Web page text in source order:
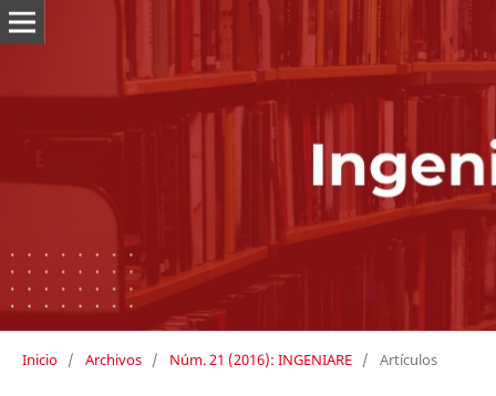
Inicio / Archivos / Núm. 21 (2016): INGENIARE / Artículos